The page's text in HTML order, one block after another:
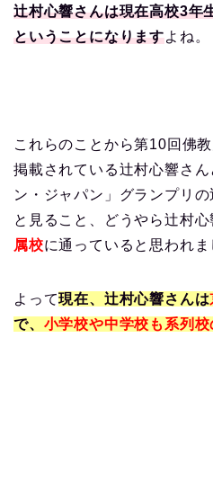
辻村心響さんは現在高校3年
ということになりますよね。
これらのことから第10回佛
掲載されている辻村心響さ
ン・ジャパン」グランプリ
と見ること、どうやら辻村心
属校に通っていると思われま
よって現在、辻村心響さんは
で、 小学校や中学校も系列校